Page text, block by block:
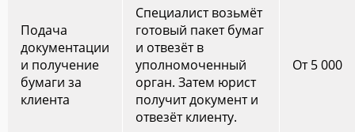
Подача
документации
и получение
бумаги за
клиента
Специалист возьмёт
готовый пакет бумаг
и отвезёт в
уполномоченный
орган. Затем юрист
получит документ и
отвезёт клиенту.
От 5 000